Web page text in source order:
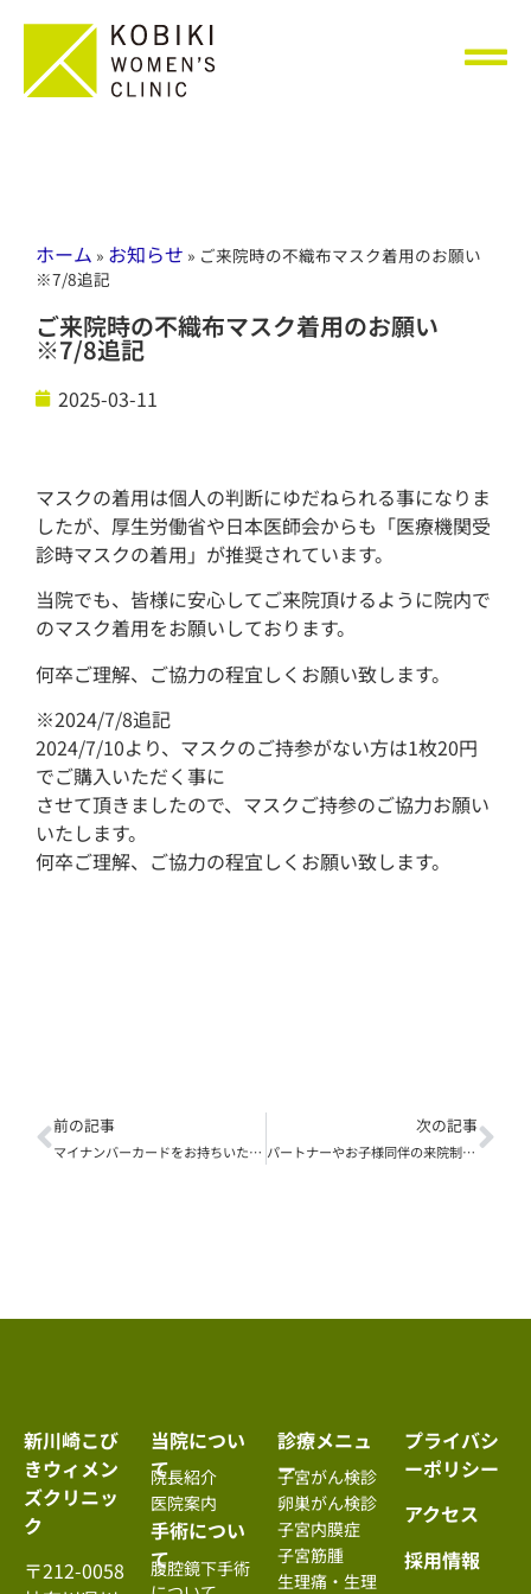
ホーム » お知らせ » ご来院時の不織布マスク着用のお願い
※7/8追記
ご来院時の不織布マスク着用のお願い
※7/8追記
2025-03-11
マスクの着用は個人の判断にゆだねられる事になりま
したが、厚生労働省や日本医師会からも「医療機関受
診時マスクの着用」が推奨されています。
当院でも、皆様に安心してご来院頂けるように院内で
のマスク着用をお願いしております。
何卒ご理解、ご協力の程宜しくお願い致します。
※2024/7/8追記
2024/7/10より、マスクのご持参がない方は1枚20円
でご購入いただく事に
させて頂きましたので、マスクご持参のご協力お願い
いたします。
何卒ご理解、ご協力の程宜しくお願い致します。
前の記事
マイナンバーカードをお持ちいただく場合について
次の記事
パートナーやお子様同伴の来院制限のお知らせ
新川崎こび
きウィメン
ズクリニッ
ク
〒212-0058
当院につい
て
院長紹介
医院案内
手術につい
て
腹腔鏡下手術
診療メニュ
ー
子宮がん検診
卵巣がん検診
子宮内膜症
子宮筋腫
生理痛・生理
プライバシ
ーポリシー
アクセス
採用情報